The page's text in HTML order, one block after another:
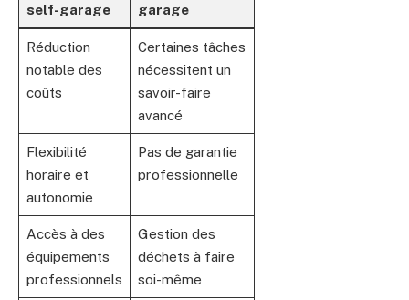
self-garage
garage
Réduction
notable des
coûts
Certaines tâches
nécessitent un
savoir-faire
avancé
Flexibilité
horaire et
autonomie
Pas de garantie
professionnelle
Accès à des
équipements
professionnels
Gestion des
déchets à faire
soi-même